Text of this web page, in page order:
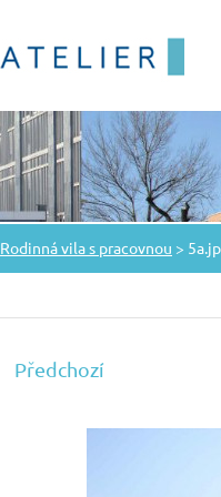
Rodinná vila s pracovnou >
Předchozí